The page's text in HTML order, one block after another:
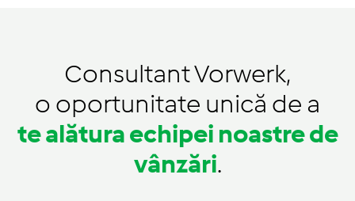
Consultant Vorwerk,
o oportunitate unică de a
te alătura echipei noastre de
vânzări.